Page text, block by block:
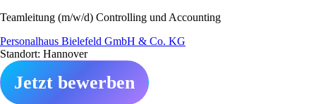
Teamleitung (m/w/d) Controlling und Accounting
Personalhaus Bielefeld GmbH & Co. KG
Standort: Hannover
Jetzt bewerben